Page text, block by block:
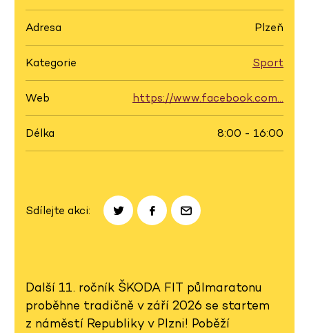
Adresa Plzeň
Kategorie Sport
Web https://www.facebook.com…
Délka 8:00 - 16:00
Sdílejte akci:
Další 11. ročník ŠKODA FIT půlmaratonu
proběhne tradičně v září 2026 se startem
z náměstí Republiky v Plzni! Poběží